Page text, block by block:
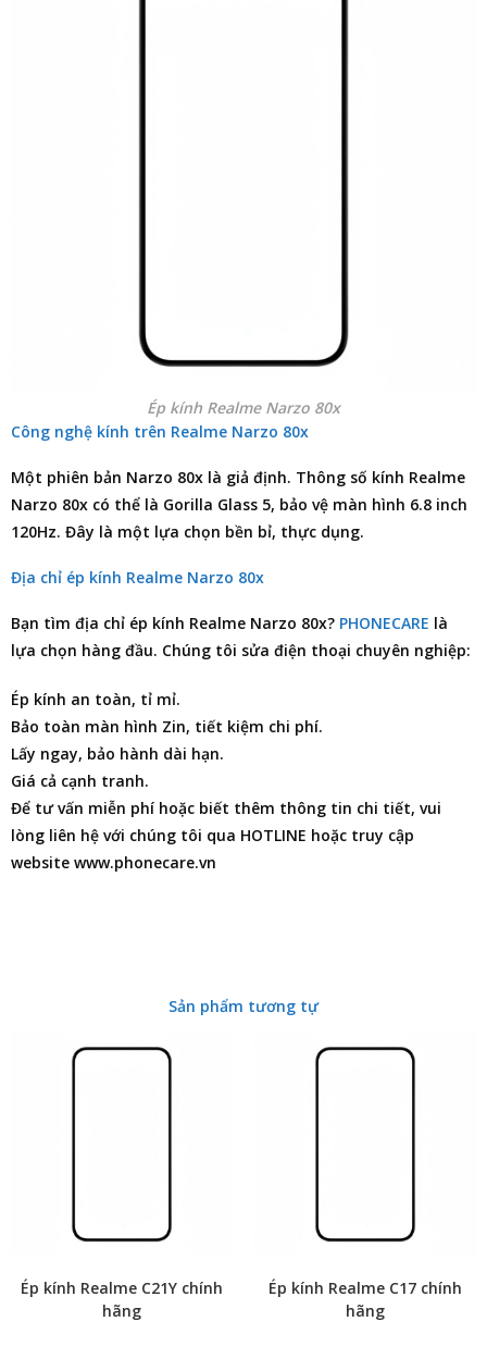
Ép kính Realme Narzo 80x
Công nghệ kính trên Realme Narzo 80x
Một phiên bản Narzo 80x là giả định. Thông số kính Realme
Narzo 80x có thể là Gorilla Glass 5, bảo vệ màn hình 6.8 inch
120Hz. Đây là một lựa chọn bền bỉ, thực dụng.
Địa chỉ ép kính Realme Narzo 80x
Bạn tìm địa chỉ ép kính Realme Narzo 80x? PHONECARE là
lựa chọn hàng đầu. Chúng tôi sửa điện thoại chuyên nghiệp:
Ép kính an toàn, tỉ mỉ.
Bảo toàn màn hình Zin, tiết kiệm chi phí.
Lấy ngay, bảo hành dài hạn.
Giá cả cạnh tranh.
Để tư vấn miễn phí hoặc biết thêm thông tin chi tiết, vui
lòng liên hệ với chúng tôi qua HOTLINE hoặc truy cập
website www.phonecare.vn
Sản phẩm tương tự
Ép kính Realme C21Y chính
hãng
Ép kính Realme C17 chính
hãng